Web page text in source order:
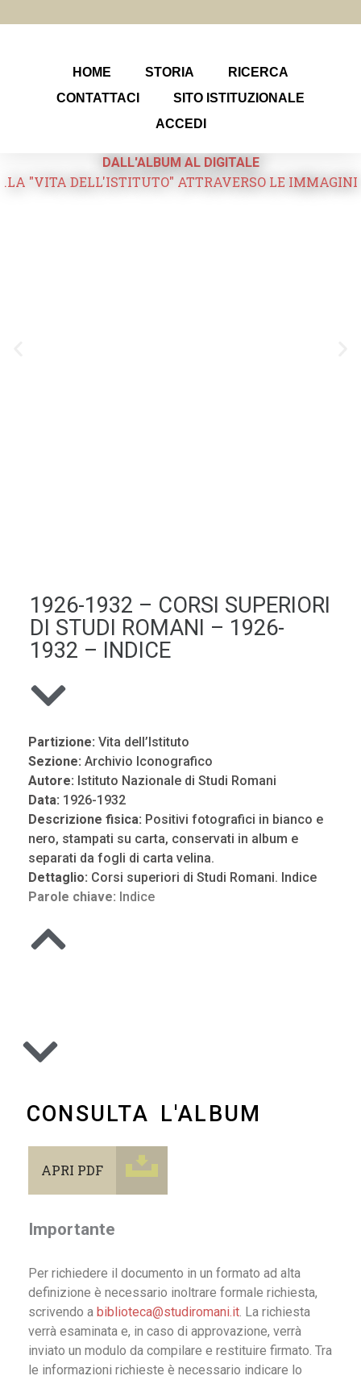
HOME STORIA
RICERCA
CONTATTACI
SITO ISTITUZIONALE
ACCEDI
DALL'ALBUM AL DIGITALE
.LA "VITA DELL'ISTITUTO" ATTRAVERSO LE IMMAGINI
1926-1932 – CORSI SUPERIORI
DI STUDI ROMANI – 1926-
1932 – INDICE
Partizione: Vita dell’Istituto
Sezione: Archivio Iconografico
Autore: Istituto Nazionale di Studi Romani
Data: 1926-1932
Descrizione fisica: Positivi fotografici in bianco e
nero, stampati su carta, conservati in album e
separati da fogli di carta velina.
Dettaglio: Corsi superiori di Studi Romani. Indice
Parole chiave: Indice
CONSULTA L'ALBUM
APRI PDF
Importante
Per richiedere il documento in un formato ad alta
definizione è necessario inoltrare formale richiesta,
scrivendo a biblioteca@studiromani.it. La richiesta
verrà esaminata e, in caso di approvazione, verrà
inviato un modulo da compilare e restituire firmato. Tra
le informazioni richieste è necessario indicare lo